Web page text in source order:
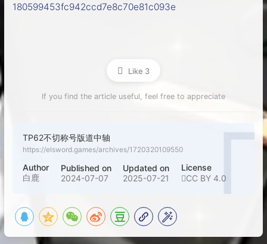
180599453fc942ccd7e8c70e81c093e
Like 3
If you find the article useful, feel free to appreciate
TP62不切称号版道中轴
https://elsword.games/archives/1720320109550
Author
白鹿
Published on
2024-07-07
Updated on
2025-07-21
License
CC BY 4.0